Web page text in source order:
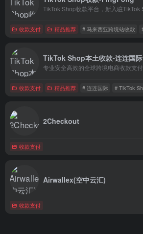
收款支付 精品推荐 # 马来西亚跨境站收款
TikTok Shop本土收款-连连国际
专业安全高效的全球跨境电商收款支
收款支付 精品推荐 # 连连国际 # TikTok
2Checkout
收款支付
Airwallex(空中云汇)
收款支付